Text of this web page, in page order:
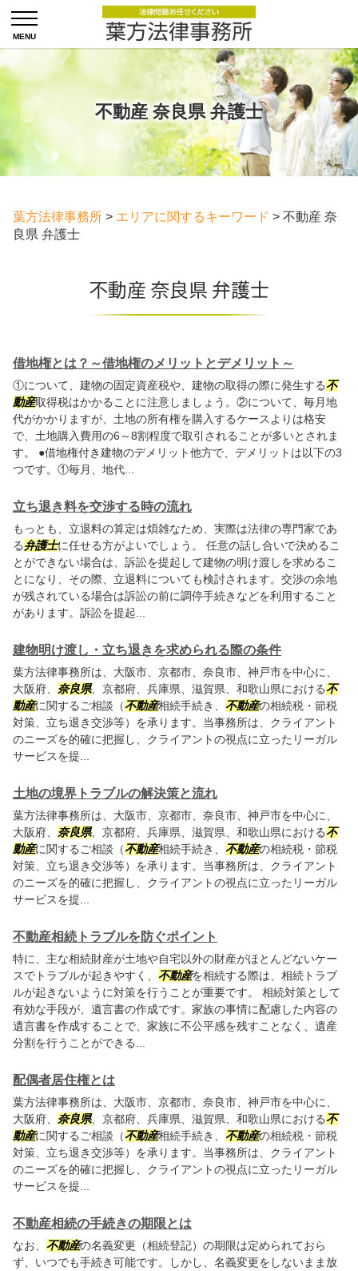
不動産 奈良県 弁護士
葉方法律事務所 > エリアに関するキーワード > 不動産 奈
良県 弁護士
不動産 奈良県 弁護士
借地権とは？～借地権のメリットとデメリット～
①について、建物の固定資産税や、建物の取得の際に発生する不
動産取得税はかかることに注意しましょう。②について、毎月地
代がかかりますが、土地の所有権を購入するケースよりは格安
で、土地購入費用の6～8割程度で取引されることが多いとされま
す。 ●借地権付き建物のデメリット他方で、デメリットは以下の3
つです。①毎月、地代...
立ち退き料を交渉する時の流れ
もっとも、立退料の算定は煩雑なため、実際は法律の専門家であ
る弁護士に任せる方がよいでしょう。 任意の話し合いで決めるこ
とができない場合は、訴訟を提起して建物の明け渡しを求めるこ
とになり、その際、立退料についても検討されます。交渉の余地
が残されている場合は訴訟の前に調停手続きなどを利用すること
があります。訴訟を提起...
建物明け渡し・立ち退きを求められる際の条件
葉方法律事務所は、大阪市、京都市、奈良市、神戸市を中心に、
大阪府、 奈良県、京都府、兵庫県、滋賀県、和歌山県における不
動産に関するご相談（不動産相続手続き、 不動産の相続税・節税
対策、立ち退き交渉等）を承ります。当事務所は、クライアント
のニーズを的確に把握し、クライアントの視点に立ったリーガル
サービスを提...
土地の境界トラブルの解決策と流れ
葉方法律事務所は、大阪市、京都市、奈良市、神戸市を中心に、
大阪府、 奈良県、京都府、兵庫県、滋賀県、和歌山県における不
動産に関するご相談（不動産相続手続き、 不動産の相続税・節税
対策、立ち退き交渉等）を承ります。当事務所は、クライアント
のニーズを的確に把握し、クライアントの視点に立ったリーガル
サービスを提...
不動産相続トラブルを防ぐポイント
特に、主な相続財産が土地や自宅以外の財産がほとんどないケー
スでトラブルが起きやすく、 不動産を相続する際は、相続トラブ
ルが起きないように対策を行うことが重要です。 相続対策として
有効な手段が、遺言書の作成です。家族の事情に配慮した内容の
遺言書を作成することで、家族に不公平感を残すことなく、遺産
分割を行うことができる...
配偶者居住権とは
葉方法律事務所は、大阪市、京都市、奈良市、神戸市を中心に、
大阪府、 奈良県、京都府、兵庫県、滋賀県、和歌山県における不
動産に関するご相談（不動産相続手続き、 不動産の相続税・節税
対策、立ち退き交渉等）を承ります。当事務所は、クライアント
のニーズを的確に把握し、クライアントの視点に立ったリーガル
サービスを提...
不動産相続の手続きの期限とは
なお、 不動産の名義変更（相続登記）の期限は定められておら
ず、いつでも手続き可能です。しかし、名義変更をしないまま放